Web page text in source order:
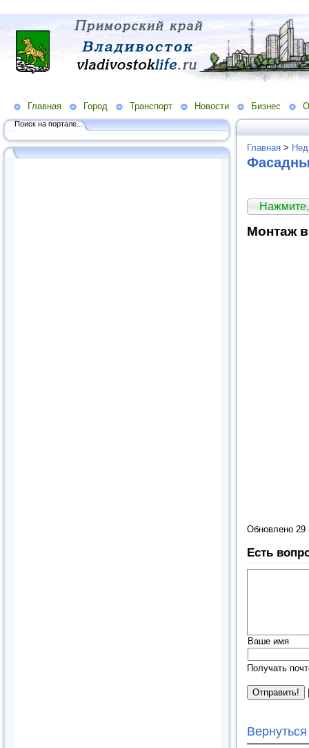
Главная Город Транспорт Новости Бизнес
Поиск на портале...
Главная >
Монтаж
Обновлено 29
Есть
Ваше имя
Получать